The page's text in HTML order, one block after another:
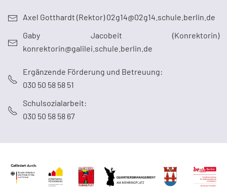
Axel Gotthardt (Rektor) 02g14@02g14.schule.berlin.de
Gaby Jacobeit (Konrektorin)
konrektorin@galilei.schule.berlin.de
Ergänzende Förderung und Betreuung:
030 50 58 58 51
Schulsozialarbeit:
030 50 58 58 67